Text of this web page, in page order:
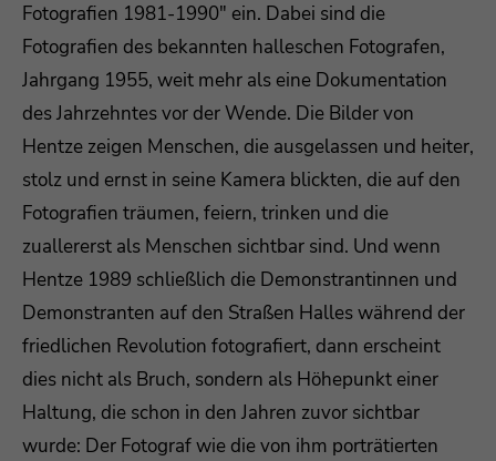
Fotografien 1981-1990" ein. Dabei sind die
Fotografien des bekannten halleschen Fotografen,
Jahrgang 1955, weit mehr als eine Dokumentation
des Jahrzehntes vor der Wende. Die Bilder von
Hentze zeigen Menschen, die ausgelassen und heiter,
stolz und ernst in seine Kamera blickten, die auf den
Fotografien träumen, feiern, trinken und die
zuallererst als Menschen sichtbar sind. Und wenn
Hentze 1989 schließlich die Demonstrantinnen und
Demonstranten auf den Straßen Halles während der
friedlichen Revolution fotografiert, dann erscheint
dies nicht als Bruch, sondern als Höhepunkt einer
Haltung, die schon in den Jahren zuvor sichtbar
wurde: Der Fotograf wie die von ihm porträtierten